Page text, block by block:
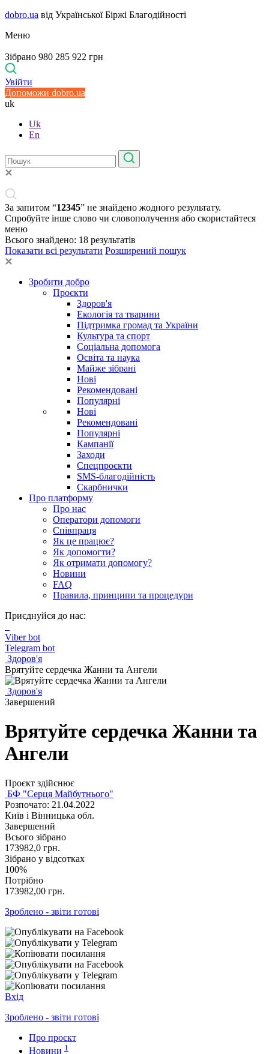
dobro.ua від Української Біржі Благодійності
Меню
Зібрано 980 285 922 грн
Увійти
Допоможи dobro.ua
uk
Uk
En
За запитом “12345” не знайдено жодного результату.
Спробуйте інше слово чи словополучення або скористайтеся
меню
Всього знайдено: 18 результатів
Показати всі результати Розширений пошук
Зробити добро
Проєкти
Здоров'я
Екологія та тварини
Підтримка громад та України
Культура та спорт
Соціальна допомога
Освіта та наука
Майже зібрані
Нові
Рекомендовані
Популярні
Нові
Рекомендовані
Популярні
Кампанії
Заходи
Спецпроєкти
SMS-благодійність
Скарбнички
Про платформу
Про нас
Оператори допомоги
Співпраця
Як це працює?
Як допомогти?
Як отримати допомогу?
Новини
FAQ
Правила, принципи та процедури
Приєднуйся до нас:
Viber bot
Telegram bot
Здоров'я
Врятуйте сердечка Жанни та Ангели
Здоров'я
Завершений
Врятуйте сердечка Жанни та
Ангели
Проєкт здійснює
БФ "Серця Майбутнього"
Розпочато: 21.04.2022
Київ і Вінницька обл.
Завершений
Всього зібрано
173982,0 грн.
Зібрано у відсотках
100%
Потрібно
173982,00 грн.
Зроблено - звіти готові
Вхід
Зроблено - звіти готові
Про проєкт
Новини 1